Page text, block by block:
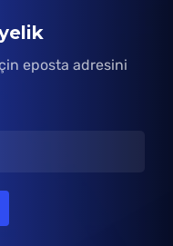
eposta adresini